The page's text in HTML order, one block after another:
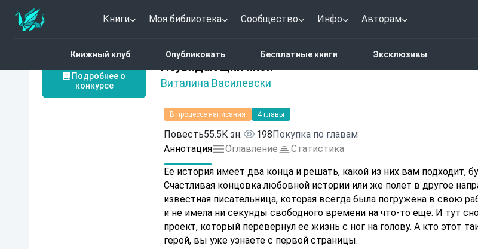
Книги Моя библиотека Сообщество Инфо Авторам
Книжный клуб Опубликовать Бесплатные книги Эксклюзивы
Неувядающий пион
Виталина Василевски
Нет оценок
Подробнее о
конкурсе
В процессе написания 4 главы
Повесть55.5K зн. 198Покупка по главам
Аннотация
Оглавление
Статистика
Ее история имеет два конца и решать, какой из них вам подходит,
Счастливая концовка любовной истории или же полет в другое
известная писательница, которая всегда была погружена в свою
и не имела ни секунды свободного времени на что-то еще. И тут
проект, который перевернул ее жизнь с ног на голову. А кто этот
герой, вы уже узнаете с первой страницы.